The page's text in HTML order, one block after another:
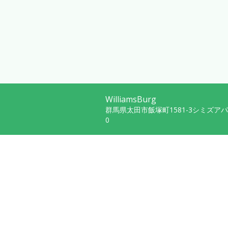
WilliamsBurg
群馬県太田市飯塚町1581-3シミズア
0